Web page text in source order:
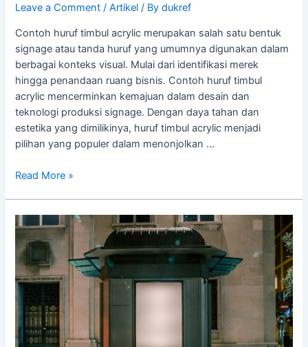
Leave a Comment /Artikel / Bydukref
Contoh huruf timbul acrylic merupakan salah satu bentuk
signage atau tanda huruf yang umumnya digunakan dalam
berbagai konteks visual. Mulai dari identifikasi merek
hingga penandaan ruang bisnis. Contoh huruf timbul
acrylic mencerminkan kemajuan dalam desain dan
teknologi produksi signage. Dengan daya tahan dan
estetika yang dimilikinya, huruf timbul acrylic menjadi
pilihan yang populer dalam menonjolkan …
Read More »
ciri
Reklame